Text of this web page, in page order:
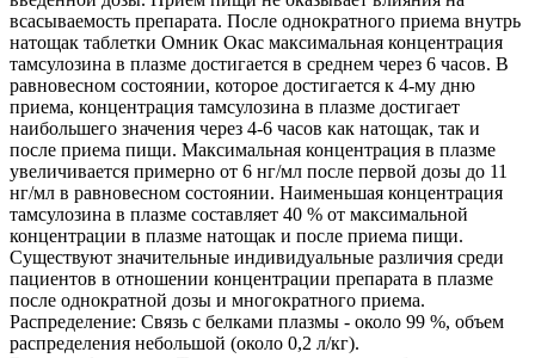
всасываемость препарата. После однократного приема внутрь
натощак таблетки Омник Окас максимальная концентрация
тамсулозина в плазме достигается в среднем через 6 часов. В
равновесном состоянии, которое достигается к 4-му дню
приема, концентрация тамсулозина в плазме достигает
наибольшего значения через 4-6 часов как натощак, так и
после приема пищи. Максимальная концентрация в плазме
увеличивается примерно от 6 нг/мл после первой дозы до 11
нг/мл в равновесном состоянии. Наименьшая концентрация
тамсулозина в плазме составляет 40 % от максимальной
концентрации в плазме натощак и после приема пищи.
Существуют значительные индивидуальные различия среди
пациентов в отношении концентрации препарата в плазме
после однократной дозы и многократного приема.
Распределение: Связь с белками плазмы - около 99 %, объем
распределения небольшой (около 0,2 л/кг).